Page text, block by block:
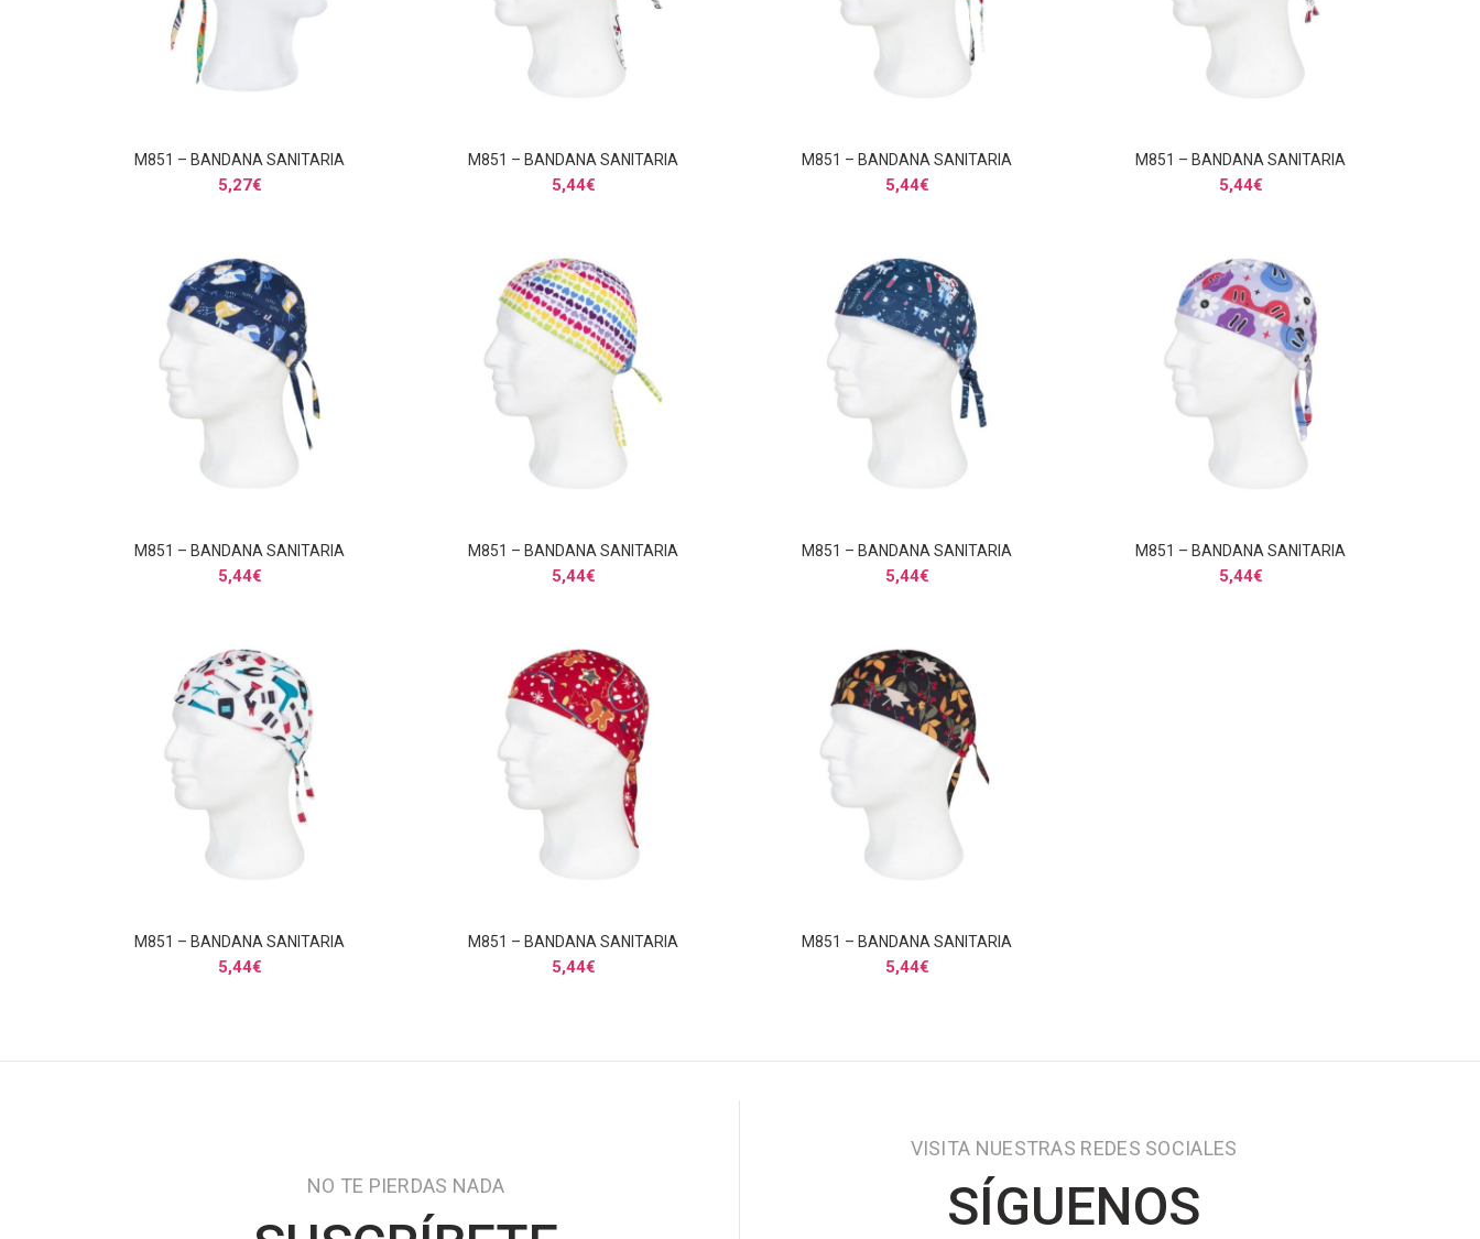
AÑADIR AL CARRITO
M851 – BANDANA SANITARIA
5,27€
AÑADIR AL CARRITO
M851 – BANDANA SANITARIA
5,44€
AÑADIR AL CARRITO
M851 – BANDANA SANITARIA
5,44€
AÑADIR AL CARRITO
M851 – BANDANA SANITARIA
5,44€
AÑADIR AL CARRITO
M851 – BANDANA SANITARIA
5,44€
AÑADIR AL CARRITO
M851 – BANDANA SANITARIA
5,44€
AÑADIR AL CARRITO
M851 – BANDANA SANITARIA
5,44€
AÑADIR AL CARRITO
M851 – BANDANA SANITARIA
5,44€
AÑADIR AL CARRITO
M851 – BANDANA SANITARIA
5,44€
AÑADIR AL CARRITO
M851 – BANDANA SANITARIA
5,44€
AÑADIR AL CARRITO
M851 – BANDANA SANITARIA
5,44€
NO TE PIERDAS NADA
VISITA NUESTRAS REDES SOCIALES
SÍGUENOS